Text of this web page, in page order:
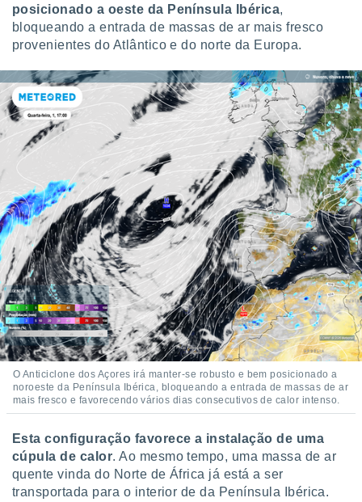
navegação
não
o
ou
Pode
de
ao
através
nós e
únicos
para
e
como a
este sitio
IP e
de
posicionado a oeste da Península Ibérica,
bloqueando a entrada de massas de ar mais fresco
provenientes do Atlântico e do norte da Europa.
O Anticiclone dos Açores irá manter-se robusto e bem posicionado a
noroeste da Península Ibérica, bloqueando a entrada de massas de ar
mais fresco e favorecendo vários dias consecutivos de calor intenso.
Esta configuração favorece a instalação de uma
cúpula de calor. Ao mesmo tempo, uma massa de ar
quente vinda do Norte de África já está a ser
transportada para o interior de da Península Ibérica.